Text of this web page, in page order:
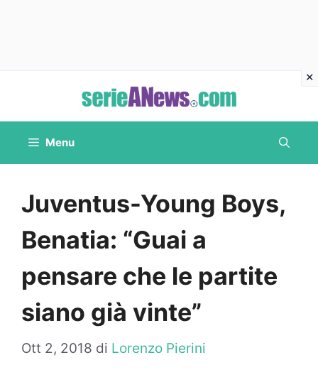
contenuto
Menu
Juventus-Young Boys,
Benatia: “Guai a
pensare che le partite
siano già vinte”
Ott 2, 2018 di Lorenzo Pierini